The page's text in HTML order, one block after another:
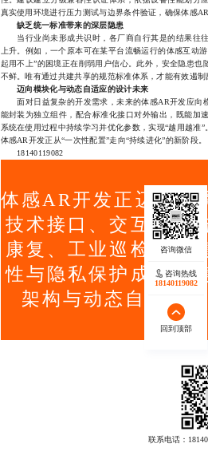
真实使用环境进行压力测试与边界条件验证，确保体感
缺乏统一标准带来的深层隐患
当行业尚未形成共识时，各厂商自行其是的结果往
上升。例如，一个原本可在某平台流畅运行的体感互动
起用不上”的困境正在削弱用户信心。此外，安全隐患
不鲜。唯有通过共建共享的规范标准体系，才能有效遏
迈向模块化与动态自适应的设计未来
面对日益复杂的开发需求，未来的体感AR开发应向
能封装为独立组件，配合标准化接口对外输出，既能加
系统在使用过程中持续学习并优化参数，实现“越用越准
体感AR开发正从“一次性配置”走向“持续进化”的新阶段。
18140119082
体感AR开发正迈向系
技术接口、交互逻辑
康复、工业巡检等高
性与隐私保护成为关
架构与动态自适应
联系电话：
咨询热线
18140119082
回到顶部